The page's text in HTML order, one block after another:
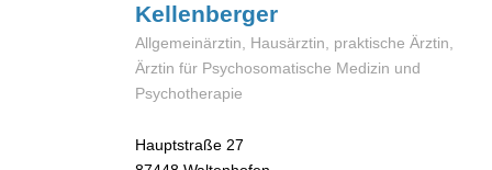
Kellenberger
Allgemeinärztin, Hausärztin, praktische Ärztin,
Ärztin für Psychosomatische Medizin und
Psychotherapie
Hauptstraße 27